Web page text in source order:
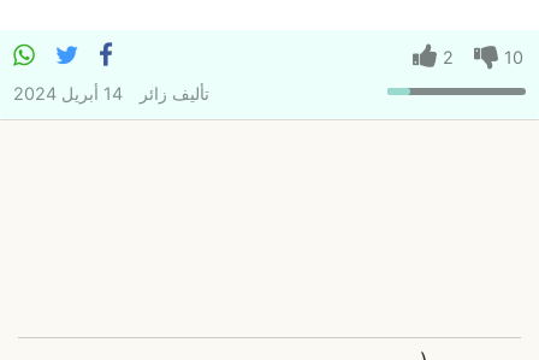
10
2
تأليف زائر 14 أبريل 2024